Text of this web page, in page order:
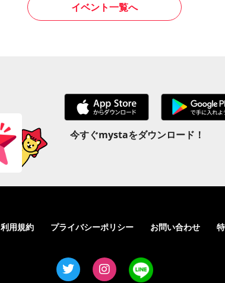
イベント一覧へ
今すぐmystaをダウンロード！
利用規約 プライバシーポリシー お問い合わせ